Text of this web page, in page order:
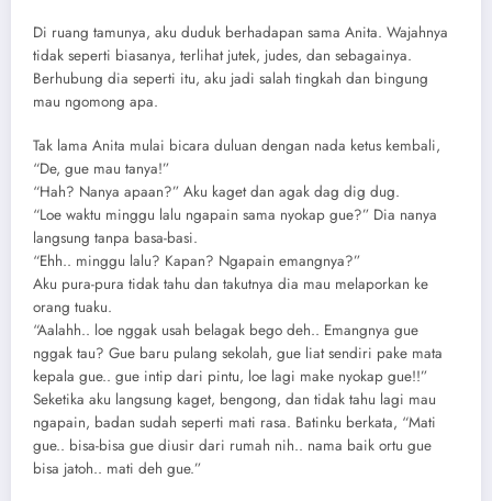
Di ruang tamunya, aku duduk berhadapan sama Anita. Wajahnya
tidak seperti biasanya, terlihat jutek, judes, dan sebagainya.
Berhubung dia seperti itu, aku jadi salah tingkah dan bingung
mau ngomong apa.
Tak lama Anita mulai bicara duluan dengan nada ketus kembali,
“De, gue mau tanya!”
“Hah? Nanya apaan?” Aku kaget dan agak dag dig dug.
“Loe waktu minggu lalu ngapain sama nyokap gue?” Dia nanya
langsung tanpa basa-basi.
“Ehh.. minggu lalu? Kapan? Ngapain emangnya?”
Aku pura-pura tidak tahu dan takutnya dia mau melaporkan ke
orang tuaku.
“Aalahh.. loe nggak usah belagak bego deh.. Emangnya gue
nggak tau? Gue baru pulang sekolah, gue liat sendiri pake mata
kepala gue.. gue intip dari pintu, loe lagi make nyokap gue!!”
Seketika aku langsung kaget, bengong, dan tidak tahu lagi mau
ngapain, badan sudah seperti mati rasa. Batinku berkata, “Mati
gue.. bisa-bisa gue diusir dari rumah nih.. nama baik ortu gue
bisa jatoh.. mati deh gue.”